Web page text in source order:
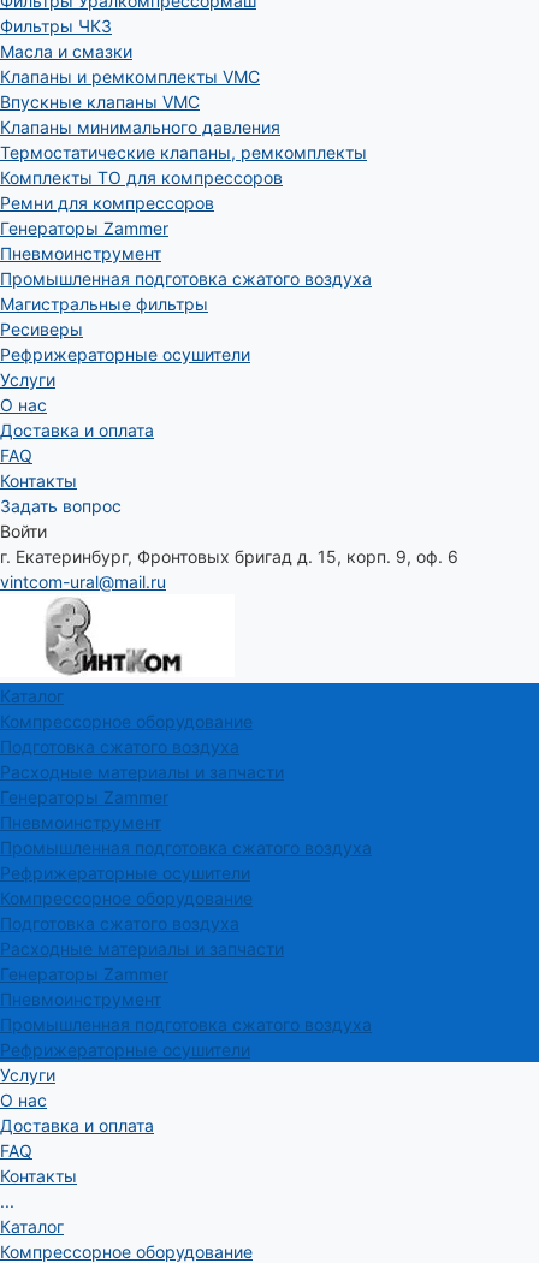
Фильтры ЧКЗ
Масла и смазки
Клапаны и ремкомплекты VMC
Впускные клапаны VMC
Клапаны минимального давления
Термостатические клапаны, ремкомплекты
Комплекты ТО для компрессоров
Ремни для компрессоров
Генераторы Zammer
Пневмоинструмент
Промышленная подготовка сжатого воздуха
Магистральные фильтры
Ресиверы
Рефрижераторные осушители
Услуги
О нас
Доставка и оплата
FAQ
Контакты
Задать вопрос
Войти
г. Екатеринбург, Фронтовых бригад д. 15, корп. 9, оф. 6
vintcom-ural@mail.ru
Каталог
Компрессорное оборудование
Подготовка сжатого воздуха
Расходные материалы и запчасти
Генераторы Zammer
Пневмоинструмент
Промышленная подготовка сжатого воздуха
Рефрижераторные осушители
Компрессорное оборудование
Подготовка сжатого воздуха
Расходные материалы и запчасти
Генераторы Zammer
Пневмоинструмент
Промышленная подготовка сжатого воздуха
Рефрижераторные осушители
Услуги
О нас
Доставка и оплата
FAQ
Контакты
...
Каталог
Компрессорное оборудование